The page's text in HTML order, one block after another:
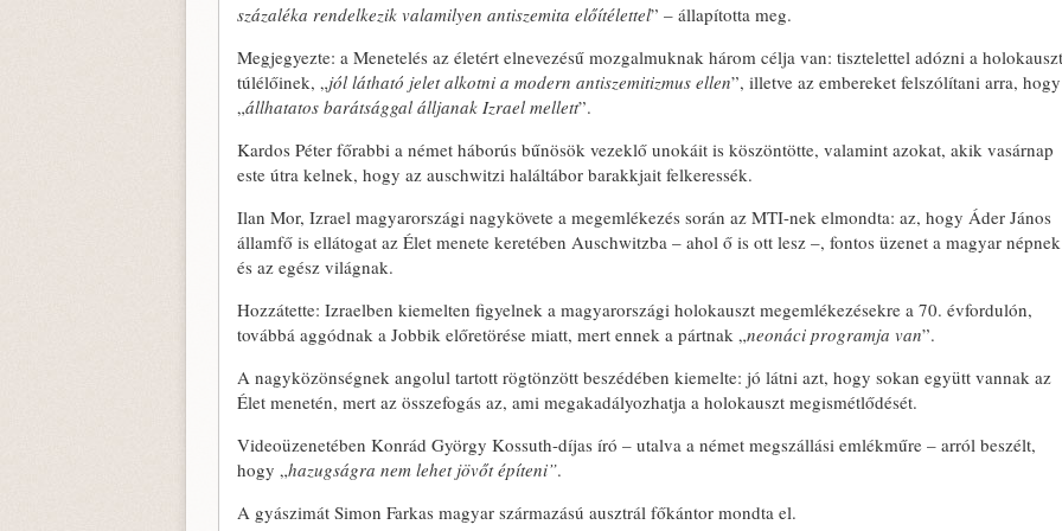
százaléka rendelkezik valamilyen antiszemita előítélettel” – állapította meg.
Megjegyezte: a Menetelés az életért elnevezésű mozgalmuknak három célja van: tisztelettel adózni a holokauszt
túlélőinek, „jól látható jelet alkotni a modern antiszemitizmus ellen”, illetve az embereket felszólítani arra, hogy
„állhatatos barátsággal álljanak Izrael mellett”.
Kardos Péter főrabbi a német háborús bűnösök vezeklő unokáit is köszöntötte, valamint azokat, akik vasárnap
este útra kelnek, hogy az auschwitzi haláltábor barakkjait felkeressék.
Ilan Mor, Izrael magyarországi nagykövete a megemlékezés során az MTI-nek elmondta: az, hogy Áder János
államfő is ellátogat az Élet menete keretében Auschwitzba – ahol ő is ott lesz –, fontos üzenet a magyar népnek
és az egész világnak.
Hozzátette: Izraelben kiemelten figyelnek a magyarországi holokauszt megemlékezésekre a 70. évfordulón,
továbbá aggódnak a Jobbik előretörése miatt, mert ennek a pártnak „neonáci programja van”.
A nagyközönségnek angolul tartott rögtönzött beszédében kiemelte: jó látni azt, hogy sokan együtt vannak az
Élet menetén, mert az összefogás az, ami megakadályozhatja a holokauszt megismétlődését.
Videoüzenetében Konrád György Kossuth-díjas író – utalva a német megszállási emlékműre – arról beszélt,
hogy „hazugságra nem lehet jövőt építeni”.
A gyászimát Simon Farkas magyar származású ausztrál főkántor mondta el.